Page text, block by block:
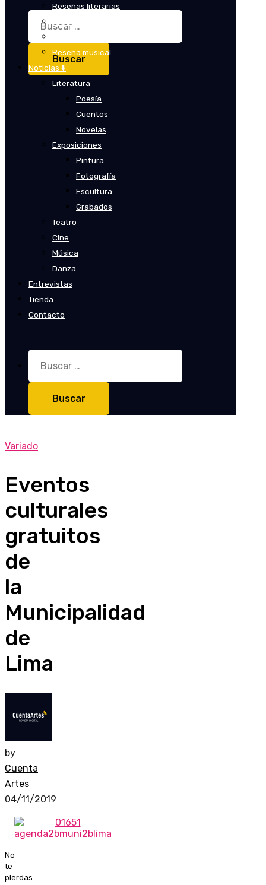
Buscar:
Reseñas literarias
Reseña musical
Noticias ⬇️
Literatura
Poesía
Cuentos
Novelas
Exposiciones
Pintura
Fotografía
Escultura
Grabados
Teatro
Cine
Música
Danza
Entrevistas
Tienda
Contacto
Buscar:
Variado
Eventos
culturales
gratuitos
de
la
Municipalidad
de
Lima
by
Cuenta
Artes
04/11/2019
No
te
pierdas